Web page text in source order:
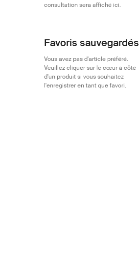
consultation sera affiché ici.
Favoris sauvegardés
Vous avez pas d'article préféré.
Veuillez cliquer sur le cœur à côté
d'un produit si vous souhaitez
l'enregistrer en tant que favori.